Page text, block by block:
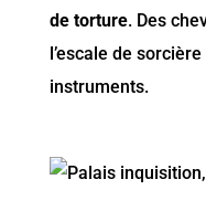
de torture. Des
l’escale de
instruments.